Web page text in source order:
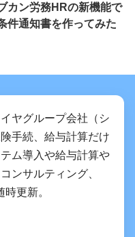
カン労務HRの新機能で
件通知書を作ってみた
ヤグループ会社（シ
手続、給与計算だけ
ム導入や給与計算や
ンサルティング、
更新。